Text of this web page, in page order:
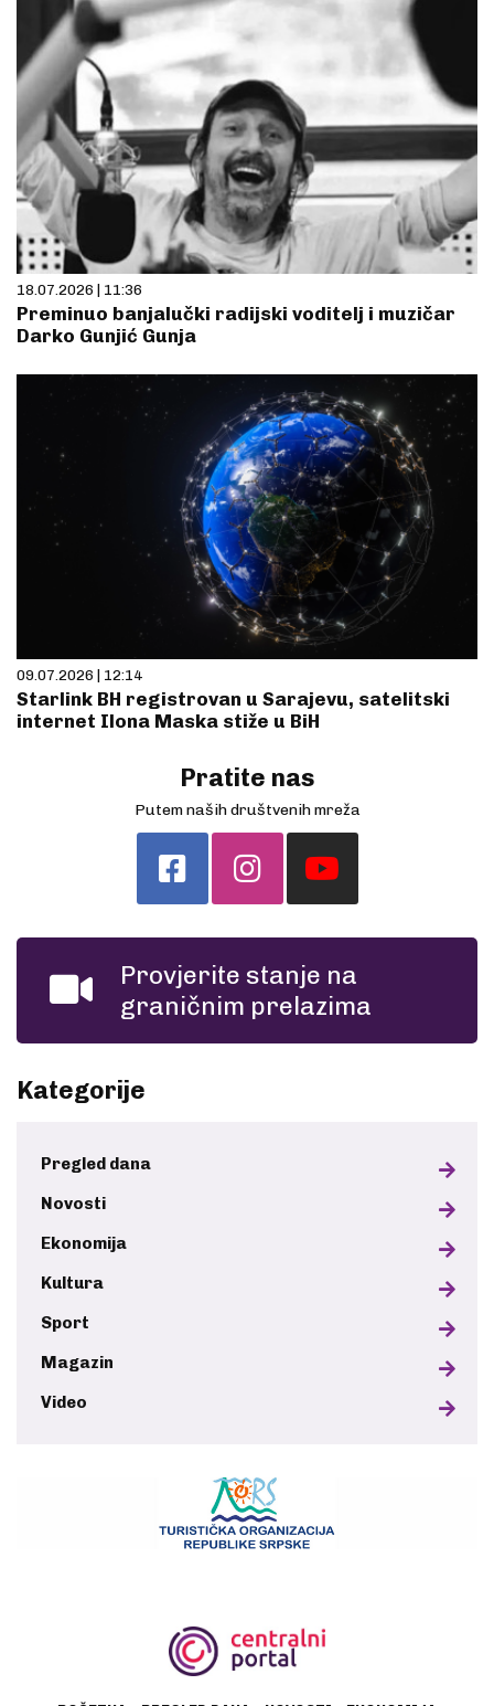
18.07.2026 | 11:36
Preminuo banjalučki radijski voditelj i muzičar
Darko Gunjić Gunja
09.07.2026 | 12:14
Starlink BH registrovan u Sarajevu, satelitski
internet Ilona Maska stiže u BiH
Pratite nas
Putem naših društvenih mreža
Provjerite stanje na
graničnim prelazima
Kategorije
Pregled dana
Novosti
Ekonomija
Kultura
Sport
Magazin
Video